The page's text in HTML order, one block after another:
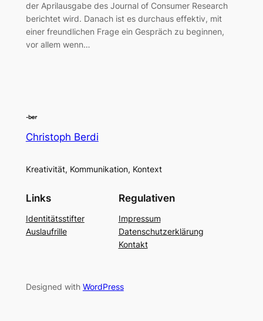
der Aprilausgabe des Journal of Consumer Research
berichtet wird. Danach ist es durchaus effektiv, mit
einer freundlichen Frage ein Gespräch zu beginnen,
vor allem wenn…
Christoph Berdi
Kreativität, Kommunikation, Kontext
Links
Identitätsstifter
Auslaufrille
Regulativen
Impressum
Datenschutzerklärung
Kontakt
Designed with WordPress